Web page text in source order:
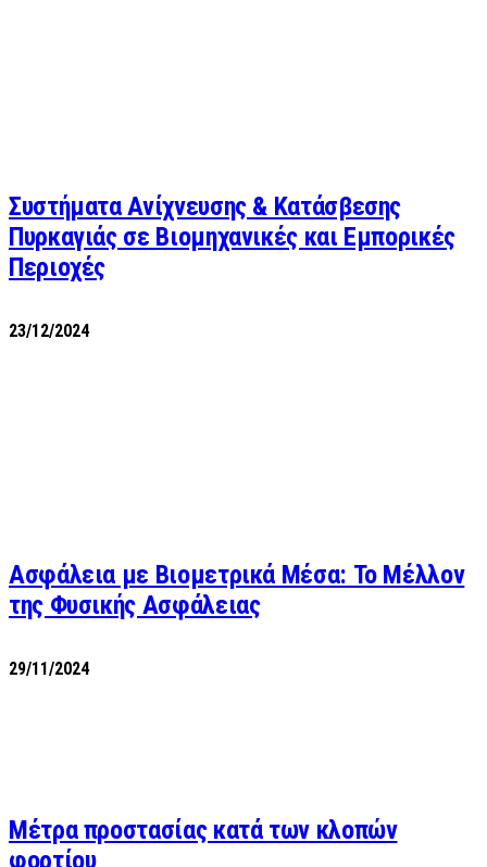
Συστήματα Ανίχνευσης & Κατάσβεσης
Πυρκαγιάς σε Βιομηχανικές και Εμπορικές
Περιοχές
23/12/2024
Ασφάλεια με Βιομετρικά Μέσα: Το Μέλλον
της Φυσικής Ασφάλειας
29/11/2024
Μέτρα προστασίας κατά των κλοπών
φορτίου